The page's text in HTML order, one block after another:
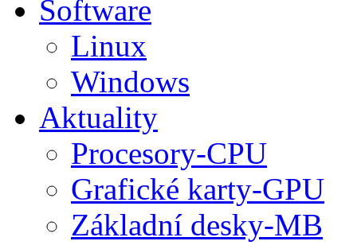
Software
Linux
Windows
Aktuality
Procesory-CPU
Grafické karty-GPU
Základní desky-MB